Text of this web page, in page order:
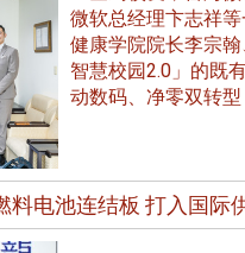
微软总经理卞志祥
健康学院院长李宗
智慧校园2.0」的既
动数码、净零双转型
料电池连结板 打入国际